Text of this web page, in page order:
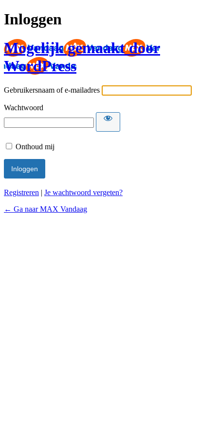
Inloggen
Mogelijk gemaakt door
WordPress
Gebruikersnaam of e-mailadres
Wachtwoord
Onthoud mij
Registreren | Je wachtwoord vergeten?
← Ga naar MAX Vandaag